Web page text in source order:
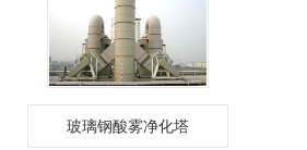
玻璃钢酸雾净化塔